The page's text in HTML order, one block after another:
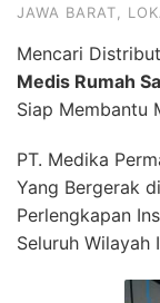
JAWA BARAT
Mencari
Medis Rumah
Siap Membantu
PT. Medika
Yang Bergerak
Perlengkapan
Seluruh Wilayah